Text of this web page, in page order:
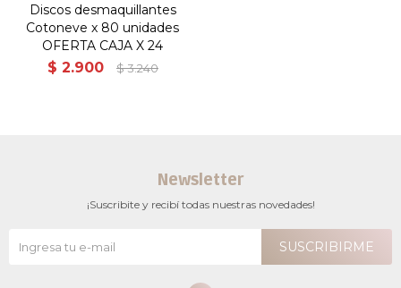
Discos desmaquillantes
Cotoneve x 80 unidades
OFERTA CAJA X 24
$ 2.900 $ 3.240
Newsletter
¡Suscribite y recibí todas nuestras novedades!
SUSCRIBIRME